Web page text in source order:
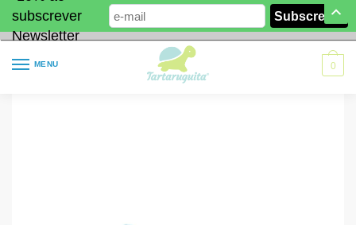
subscrever
Newsletter
MENU 0